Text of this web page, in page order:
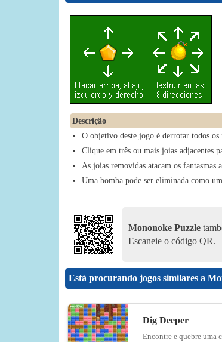
Descrição
O objetivo deste jogo é derrotar todos os
Clique em três ou mais joias adjacentes
As joias removidas atacam os fantasmas
Uma bomba pode ser eliminada como
Mononoke Puzzle
Escaneie o código QR.
Está procurando jogos similares a
Dig Deeper
Encontre e quebre uma